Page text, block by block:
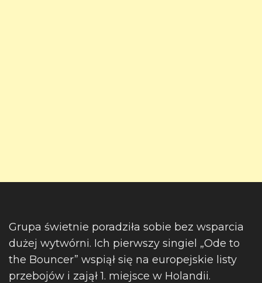
Grupa świetnie poradziła sobie bez wsparcia
dużej wytwórni. Ich pierwszy singiel „Ode to
the Bouncer” wspiął się na europejskie listy
przebojów i zajął 1. miejsce w Holandii.